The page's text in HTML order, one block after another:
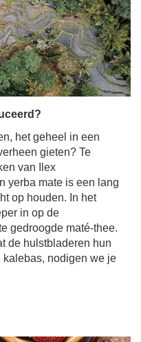
het geheel in een
gieten? Te
van Ilex
yerba mate is een lang
op houden. In het
in op de
gedroogde maté-thee.
de hulstbladeren hun
nodigen we je